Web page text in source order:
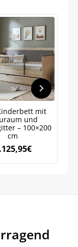
mit
und
– 100×200
cm
€